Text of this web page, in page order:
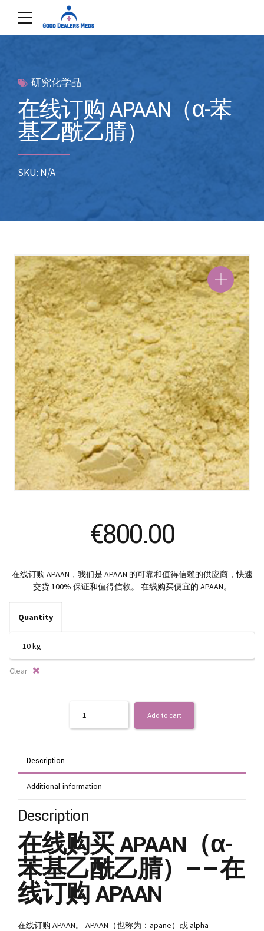
研究化学品
在线订购 APAAN（α-苯
基乙酰乙腈）
SKU: N/A
€800.00
在线订购 APAAN，我们是 APAAN 的可靠和值得信赖的供应商，快速
交货 100% 保证和值得信赖。 在线购买便宜的 APAAN。
Quantity
Clear
Add to cart
Description
Additional information
Description
在线购买 APAAN（α-
苯基乙酰乙腈）——在
线订购 APAAN
在线订购 APAAN。 APAAN（也称为：apane）或 alpha-